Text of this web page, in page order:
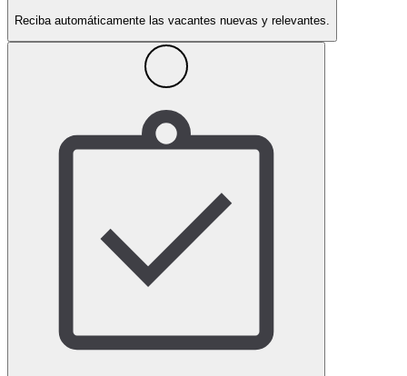
Reciba automáticamente las vacantes nuevas y relevantes.